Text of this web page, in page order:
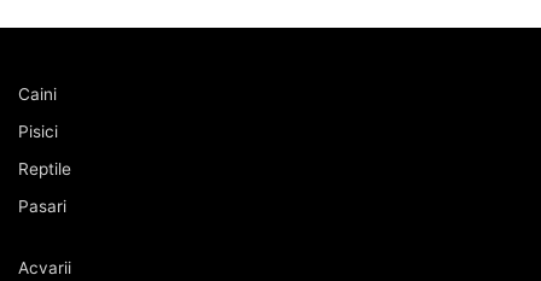
Caini
Pisici
Reptile
Pasari
Acvarii